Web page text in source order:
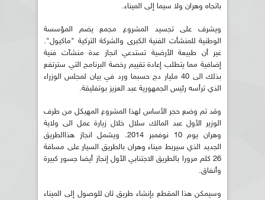
باتجاه وهران ولا سيما إلى الميناء.
ويشرف على تجسيد المشروع مجمع يضم المؤسسة
الوطنية للمنشأت الفنية الكبرى والشركة التركية "ماكيول".
غير أن طبيعة الأرضية تستدعي انجاز عدة منشآت فنية
إضافية مما يتطلب إعادة تقييم رخصة البرنامج التي سترتفع
بذلك الى 40 مليار دج حسبما ورد في بيان لمجلس الوزراء
الذي ترأسه رئيس الجمهورية عبد العزيز بوتفليقة.
وقد تم وضع حجر الأساس لهذا المشروع المهيكل من طرف
الوزير الأول عبد المالك سلال خلال زيارة عمل الى ولاية
وهران يوم 10 نوفمبر 2014. ويشمل انجاز هذاالطريق
الجديد الذي سيربط ميناء وهران بالطريق السيار على مسافة
26 كلم مرورا بالطريق الاجتنابي الأول إنجاز أيضا جسور كبيرة
وأنفاق.
وسيمكن هذا المقطع بإنشاء طريق ثان للوصول إلى الميناء